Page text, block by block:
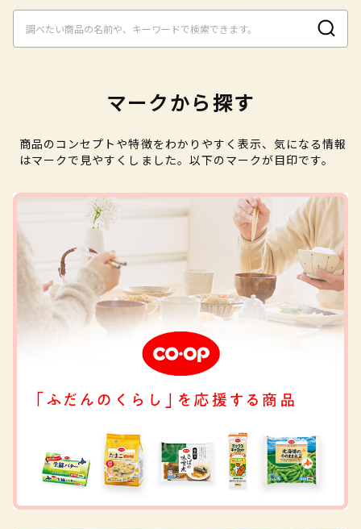
マークから探す
商品のコンセプトや特徴をわかりやすく表示、気になる情報
はマークで見やすくしました。以下のマークが目印です。